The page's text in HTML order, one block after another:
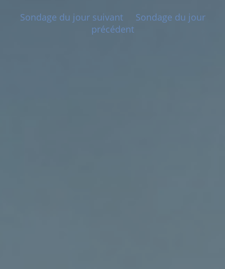
Sondage du jour suivant
Sondage du jour
précédent